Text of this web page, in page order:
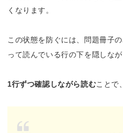
くなります。
この状態を防ぐには、問題冊子
って読んでいる行の下を隠しな
1行ずつ確認しながら読むことで